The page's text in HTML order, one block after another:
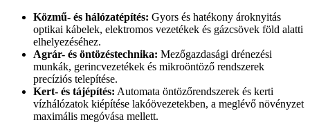
Közmű- és hálózatépítés: Gyors és hatékony ároknyitás
optikai kábelek, elektromos vezetékek és gázcsövek föld alatti
elhelyezéséhez.
Agrár- és öntözéstechnika: Mezőgazdasági drénezési
munkák, gerincvezetékek és mikroöntöző rendszerek
precíziós telepítése.
Kert- és tájépítés: Automata öntözőrendszerek és kerti
vízhálózatok kiépítése lakóövezetekben, a meglévő növényzet
maximális megóvása mellett.